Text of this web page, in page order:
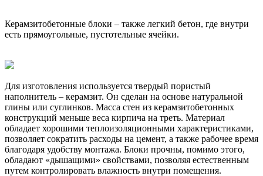
Керамзитобетонные блоки – также легкий бетон, где внутри
есть прямоугольные, пустотельные ячейки.
Для изготовления используется твердый пористый
наполнитель – керамзит. Он сделан на основе натуральной
глины или суглинков. Масса стен из керамзитобетонных
конструкций меньше веса кирпича на треть. Материал
обладает хорошими теплоизоляционными характеристиками,
позволяет сократить расходы на цемент, а также рабочее время
благодаря удобству монтажа. Блоки прочны, помимо этого,
обладают «дышащими» свойствами, позволяя естественным
путем контролировать влажность внутри помещения.